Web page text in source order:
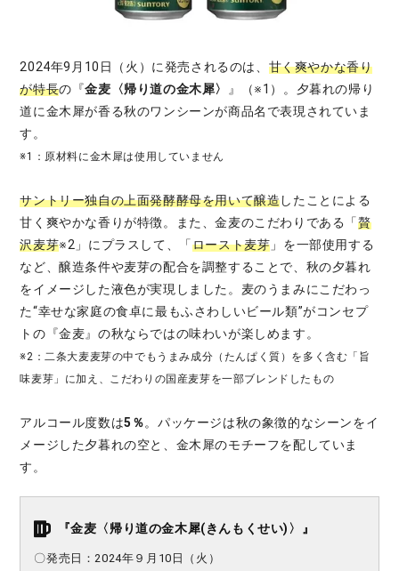
2024年9月10日（火）に発売されるのは、 甘く爽やかな香り
が特長の『金麦〈帰り道の金木犀〉
』（※1）。夕暮れの帰り
道に金木犀が香る秋のワンシーンが商品名で表現されていま
す。
※1：原材料に金木犀は使用していません
サントリー独自の上面発酵酵母を用いて醸造したことによる
甘く爽やかな香りが特徴。また、金麦のこだわりである「贅
沢麦芽※2」にプラスして、「ロースト麦芽 」を一部使用する
など、醸造条件や麦芽の配合を調整することで、秋の夕暮れ
をイメージした液色が実現しました。麦のうまみにこだわっ
た“幸せな家庭の食卓に最もふさわしいビール類”がコンセプ
トの『金麦』の秋ならではの味わいが楽しめます。
※2：二条大麦麦芽の中でもうまみ成分（たんぱく質）を多く含む「旨
味麦芽」に加え、こだわりの国産麦芽を一部ブレンドしたもの
アルコール度数は5％。パッケージは秋の象徴的なシーンをイ
メージした夕暮れの空と、金木犀のモチーフを配していま
す。
『金麦〈帰り道の金木犀(きんもくせい)〉』
〇発売日：2024年９月10日（火）